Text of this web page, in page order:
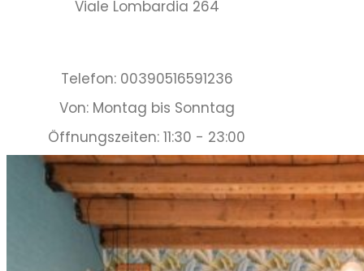
Viale Lombardia 264
Telefon: 00390516591236
Von: Montag bis Sonntag
Öffnungszeiten: 11:30 - 23:00